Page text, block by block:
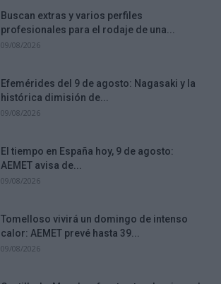
Buscan extras y varios perfiles
profesionales para el rodaje de una...
09/08/2026
Efemérides del 9 de agosto: Nagasaki y la
histórica dimisión de...
09/08/2026
El tiempo en España hoy, 9 de agosto:
AEMET avisa de...
09/08/2026
Tomelloso vivirá un domingo de intenso
calor: AEMET prevé hasta 39...
09/08/2026